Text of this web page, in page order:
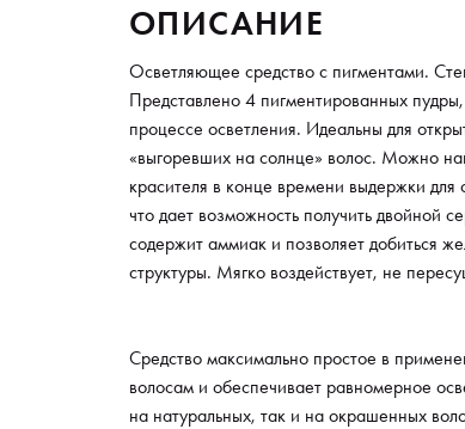
ОПИСАНИЕ
Осветляющее средство с пигментами.
Представлено 4 пигментированных
процессе осветления. Идеальны для
«выгоревших на солнце» волос. Можно
красителя в конце времени выдержки
что дает возможность получить двойной
содержит аммиак и позволяет добиться
структуры. Мягко воздействует, не
Средство максимально простое в
волосам и обеспечивает равномерное
на натуральных, так и на окрашенных